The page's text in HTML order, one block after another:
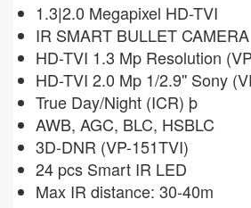
1.3|2.0 Megapixel HD-TVI
IR SMART BULLET CAMERA
HD-TVI 1.3 Mp Resolution
HD-TVI 2.0 Mp 1/2.9'' Sony
True Day/Night (ICR) þ
AWB, AGC, BLC, HSBLC
3D-DNR (VP-151TVI)
24 pcs Smart IR LED
Max IR distance: 30-40m